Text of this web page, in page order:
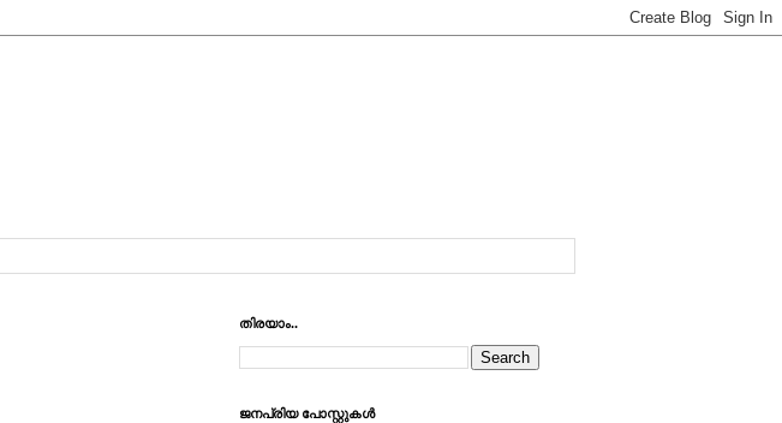
തിരയാം..
ജനപ്രിയ പോസ്റ്റുകള്‍